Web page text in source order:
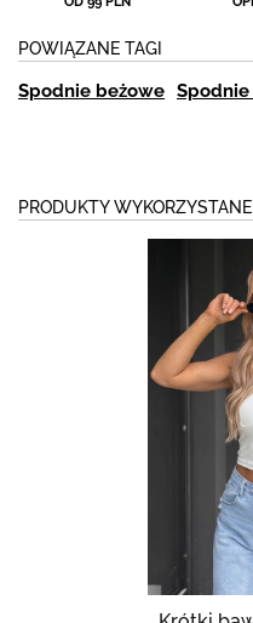
POWIĄZANE TAGI
Spodnie beżowe Spodnie
PRODUKTY